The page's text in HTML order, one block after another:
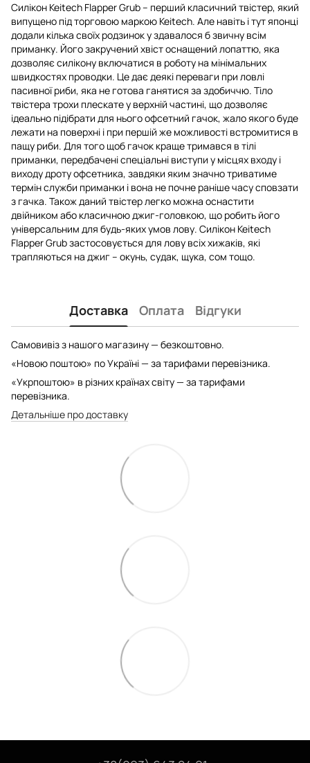
Силікон Keitech Flapper Grub – перший класичний твістер, який
випущено під торговою маркою Keitech. Але навіть і тут японці
додали кілька своїх родзинок у здавалося б звичну всім
приманку. Його закручений хвіст оснащений лопаттю, яка
дозволяє силікону включатися в роботу на мінімальних
швидкостях проводки. Це дає деякі переваги при ловлі
пасивної риби, яка не готова ганятися за здобиччю. Тіло
твістера трохи плескате у верхній частині, що дозволяє
ідеально підібрати для нього офсетний гачок, жало якого буде
лежати на поверхні і при першій же можливості встромитися в
пащу риби. Для того щоб гачок краще тримався в тілі
приманки, передбачені спеціальні виступи у місцях входу і
виходу дроту офсетника, завдяки яким значно триватиме
термін служби приманки і вона не почне раніше часу сповзати
з гачка. Також даний твістер легко можна оснастити
двійником або класичною джиг-головкою, що робить його
універсальним для будь-яких умов лову. Силікон Keitech
Flapper Grub застосовується для лову всіх хижаків, які
трапляються на джиг – окунь, судак, щука, сом тощо.
Доставка Оплата Відгуки
Самовивіз з нашого магазину — безкоштовно.
«Новою поштою» по Україні — за тарифами перевізника.
«Укрпоштою» в різних країнах світу — за тарифами
перевізника.
Детальніше про доставку